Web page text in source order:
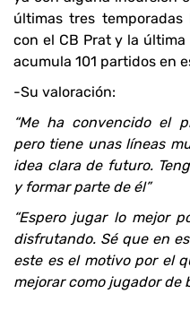
últimas tres
con el CB Prat y la
acumula 101 partidos en
-Su valoración:
“Me ha convencido el
pero tiene unas líneas
idea clara de futuro.
y formar parte de él”
“Espero jugar lo mejor
disfrutando. Sé que en
este es el motivo por el
mejorar como jugador de